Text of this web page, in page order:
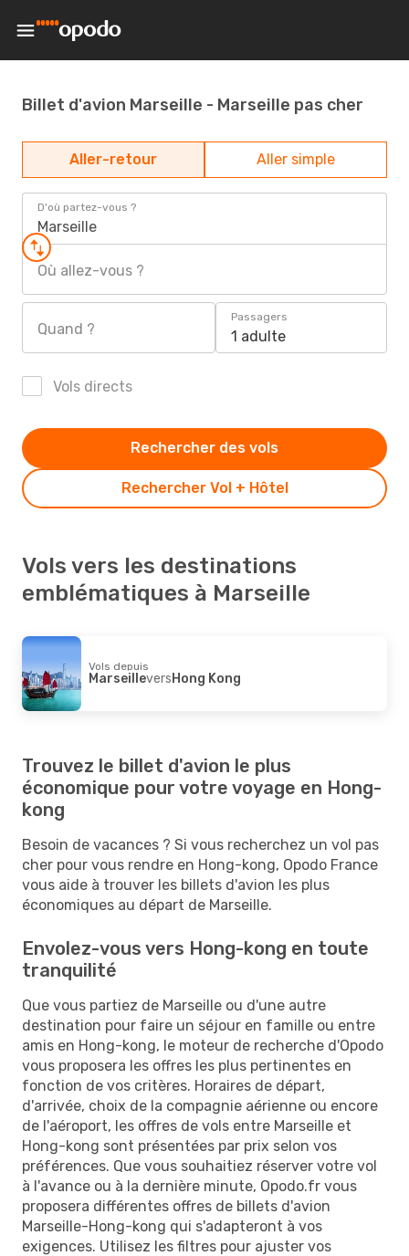
Billet d'avion Marseille - Marseille pas cher
Aller-retour Aller simple
D'où partez-vous ?
Marseille
Où allez-vous ?
Quand ?
Passagers
1 adulte
Vols directs
Rechercher Vol + Hôtel
Rechercher des vols
Vols vers les destinations
emblématiques à Marseille
Vols depuis
MarseilleversHong Kong
Trouvez le billet d'avion le plus
économique pour votre voyage en Hong-
kong
Besoin de vacances ? Si vous recherchez un vol pas
cher pour vous rendre en Hong-kong, Opodo France
vous aide à trouver les billets d'avion les plus
économiques au départ de Marseille.
Envolez-vous vers Hong-kong en toute
tranquilité
Que vous partiez de Marseille ou d'une autre
destination pour faire un séjour en famille ou entre
amis en Hong-kong, le moteur de recherche d'Opodo
vous proposera les offres les plus pertinentes en
fonction de vos critères. Horaires de départ,
d'arrivée, choix de la compagnie aérienne ou encore
de l'aéroport, les offres de vols entre Marseille et
Hong-kong sont présentées par prix selon vos
préférences. Que vous souhaitiez réserver votre vol
à l'avance ou à la dernière minute, Opodo.fr vous
proposera différentes offres de billets d'avion
Marseille-Hong-kong qui s'adapteront à vos
exigences. Utilisez les filtres pour ajuster vos